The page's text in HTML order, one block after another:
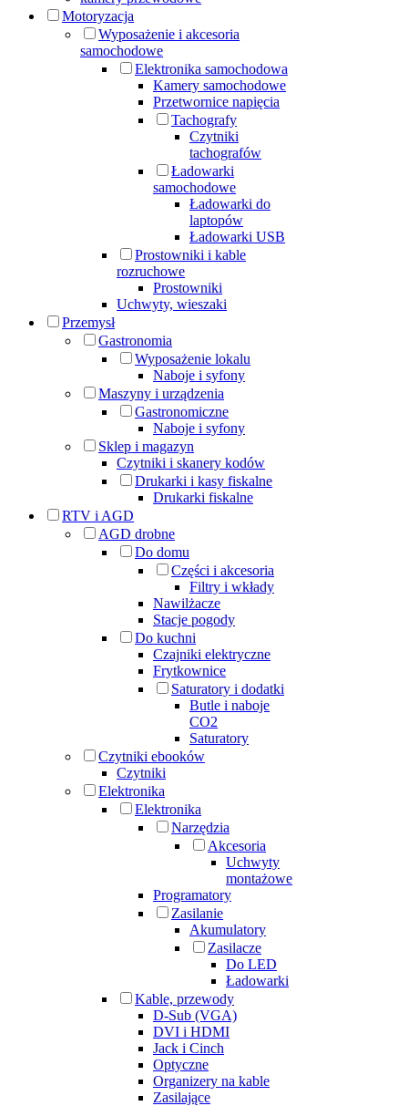
Motoryzacja
Wyposażenie i akcesoria
samochodowe
Elektronika samochodowa
Kamery samochodowe
Przetwornice napięcia
Tachografy
Czytniki
tachografów
Ładowarki
samochodowe
Ładowarki do
laptopów
Ładowarki USB
Prostowniki i kable
rozruchowe
Prostowniki
Uchwyty, wieszaki
Przemysł
Gastronomia
Wyposażenie lokalu
Naboje i syfony
Maszyny i urządzenia
Gastronomiczne
Naboje i syfony
Sklep i magazyn
Czytniki i skanery kodów
Drukarki i kasy fiskalne
Drukarki fiskalne
RTV i AGD
AGD drobne
Do domu
Części i akcesoria
Filtry i wkłady
Nawilżacze
Stacje pogody
Do kuchni
Czajniki elektryczne
Frytkownice
Saturatory i dodatki
Butle i naboje
CO2
Saturatory
Czytniki ebooków
Czytniki
Elektronika
Elektronika
Narzędzia
Akcesoria
Uchwyty
montażowe
Programatory
Zasilanie
Akumulatory
Zasilacze
Do LED
Ładowarki
Kable, przewody
D-Sub (VGA)
DVI i HDMI
Jack i Cinch
Optyczne
Organizery na kable
Zasilające